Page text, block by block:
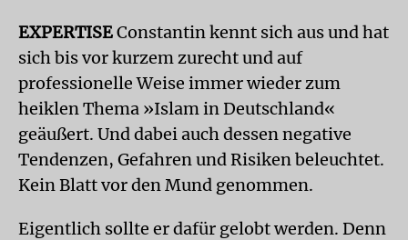
EXPERTISEConstantin kennt sich aus und hat
sich bis vor kurzem zurecht und auf
professionelle Weise immer wieder zum
heiklen Thema »Islam in Deutschland«
geäußert. Und dabei auch dessen negative
Tendenzen, Gefahren und Risiken beleuchtet.
Kein Blatt vor den Mund genommen.
Eigentlich sollte er dafür gelobt werden. Denn